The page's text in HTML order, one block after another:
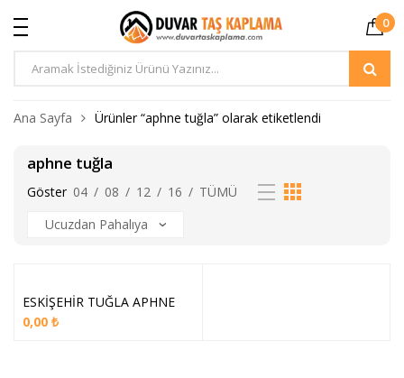
0
Ürün
Ana Sayfa Ürünler “aphne tuğla” olarak etiketlendi
aphne tuğla
Göster 04 / 08 / 12 / 16 / TÜMÜ
ESKİŞEHİR TUĞLA APHNE
0,00 ₺